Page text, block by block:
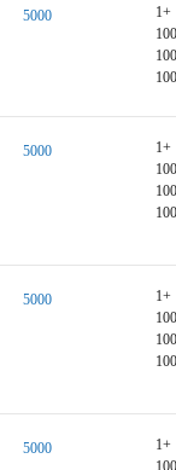
5000
1+
5000
1+
5000
1+
5000
1+